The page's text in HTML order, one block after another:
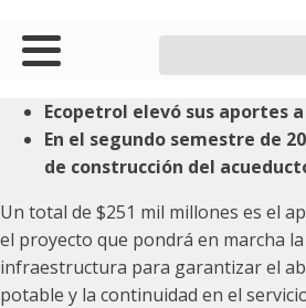
Ecopetrol elevó sus aportes
En el segundo semestre de
de construcción del
Un total de $251 mil millones es el
el proyecto que pondrá en marcha
infraestructura para garantizar el
potable y la continuidad en el